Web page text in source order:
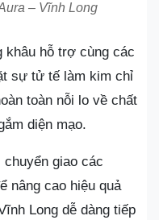
– Vĩnh Long
khâu hỗ trợ cùng các
sự tử tế làm kim chỉ
toàn nỗi lo về chất
diện mạo.
giao các
nâng cao hiệu quả
Long dễ dàng tiếp